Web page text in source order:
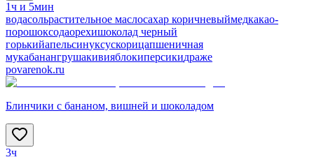
1ч и 5мин
водасольрастительное маслосахар коричневыймедкакао-
порошоксодаорехишоколад черный
горькийапельсинуксускорицапшеничная
мукабанангрушакивияблокиперсикидраже
povarenok.ru
Блинчики с бананом, вишней и шоколадом
3ч